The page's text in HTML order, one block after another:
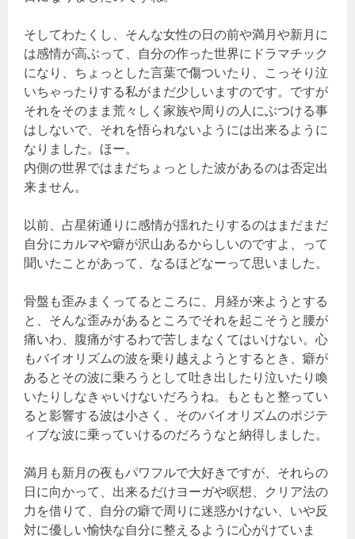
そしてわたくし、そんな女性の日の前や満月や新月に
は感情が高ぶって、自分の作った世界にドラマチック
になり、ちょっとした言葉で傷ついたり、こっそり泣
いちゃったりする私がまだ少しいますのです。ですが
それをそのまま荒々しく家族や周りの人にぶつける事
はしないで、それを悟られないようには出来るように
なりました。ほー。
内側の世界ではまだちょっとした波があるのは否定出
来ません。
以前、占星術通りに感情が揺れたりするのはまだまだ
自分にカルマや癖が沢山あるからしいのですよ、って
聞いたことがあって、なるほどなーって思いました。
骨盤も歪みまくってるところに、月経が来ようとする
と、そんな歪みがあるところでそれを起こそうと腰が
痛いわ、腹痛がするわで苦しまなくてはいけない。心
もバイオリズムの波を乗り越えようとするとき、癖が
あるとその波に乗ろうとして吐き出したり泣いたり喚
いたりしなきゃいけないだろうね。もともと整ってい
ると影響する波は小さく、そのバイオリズムのポジテ
ィブな波に乗っていけるのだろうなと納得しました。
満月も新月の夜もパワフルで大好きですが、それらの
日に向かって、出来るだけヨーガや瞑想、クリア法の
力を借りて、自分の癖で周りに迷惑かけない、いや反
対に優しい愉快な自分に整えるように心がけていま